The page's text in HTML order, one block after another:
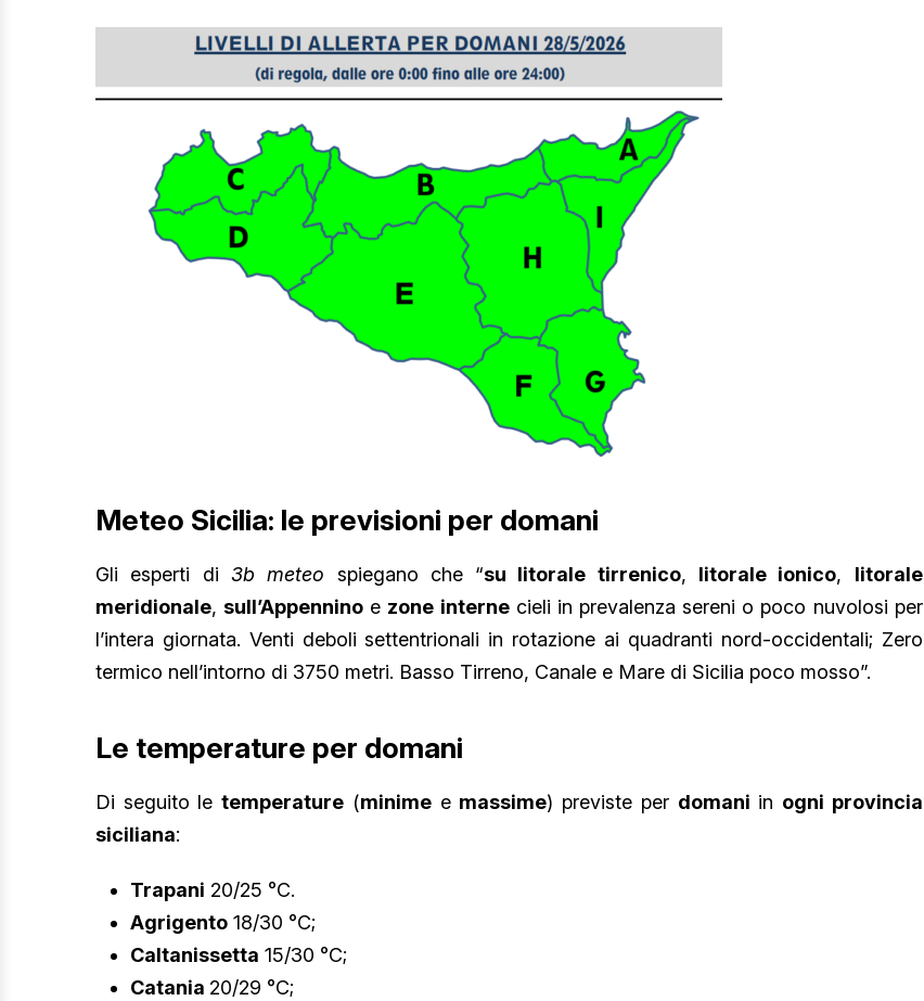
Meteo Sicilia: le previsioni per domani
Gli esperti di 3b meteo spiegano che “su litorale tirrenico, litorale ionico, litorale
meridionale,sull’Appennino e zone internecieli in prevalenza sereni o poco nuvolosi per
l’intera giornata. Venti deboli settentrionali in rotazione ai quadranti nord-occidentali; Zero
termico nell’intorno di 3750 metri. Basso Tirreno, Canale e Mare di Sicilia poco mosso”.
Le temperature per domani
Di seguito letemperature (minimee massime) previste per domani in ogni provincia
siciliana:
Trapani 20/25 °C.
Agrigento 18/30 °C;
Caltanissetta 15/30 °C;
Catania 20/29 °C;